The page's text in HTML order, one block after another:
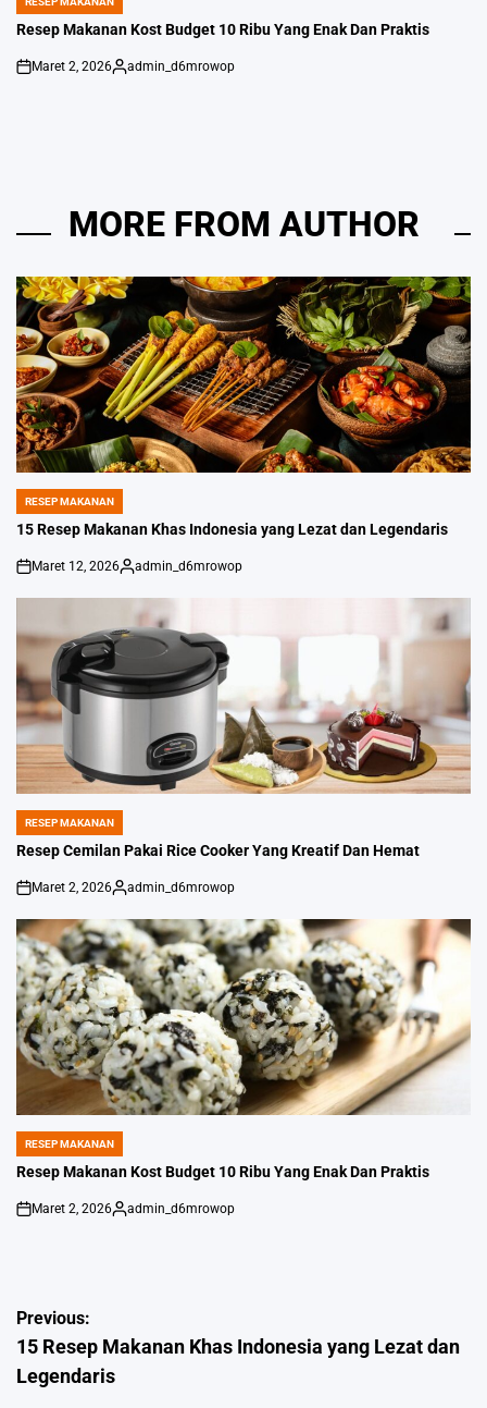
POSTED
IN
Resep Makanan Kost Budget 10 Ribu Yang Enak Dan Praktis
on
Maret 2, 2026
Posted
admin_d6mrowop
MORE FROM AUTHOR
POSTED
IN
RESEP MAKANAN
15 Resep Makanan Khas Indonesia yang Lezat dan Legendaris
on
Maret 12, 2026
Posted
admin_d6mrowop
POSTED
IN
RESEP MAKANAN
Resep Cemilan Pakai Rice Cooker Yang Kreatif Dan Hemat
on
Maret 2, 2026
Posted
admin_d6mrowop
POSTED
IN
RESEP MAKANAN
Resep Makanan Kost Budget 10 Ribu Yang Enak Dan Praktis
on
Maret 2, 2026
Posted
admin_d6mrowop
Navigasi
pos
Previous:
15 Resep Makanan Khas Indonesia yang Lezat dan
Legendaris